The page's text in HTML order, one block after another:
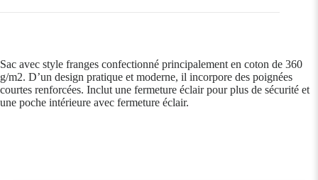
Sac avec style franges confectionné principalement en coton de 360
g/m2. D’un design pratique et moderne, il incorpore des poignées
courtes renforcées. Inclut une fermeture éclair pour plus de sécurité et
une poche intérieure avec fermeture éclair.